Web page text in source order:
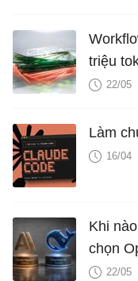
triệu
22/05
Làm
16/04
Khi
chọn
22/05